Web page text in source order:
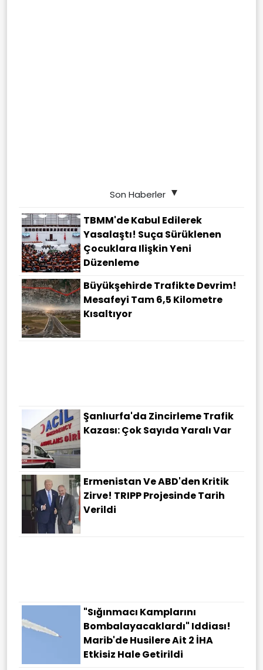
Son Haberler
TBMM'de Kabul Edilerek
Yasalaştı! Suça Sürüklenen
Çocuklara Ilişkin Yeni
Düzenleme
Büyükşehirde Trafikte Devrim!
Mesafeyi Tam 6,5 Kilometre
Kısaltıyor
Şanlıurfa'da Zincirleme Trafik
Kazası: Çok Sayıda Yaralı Var
Ermenistan Ve ABD'den Kritik
Zirve! TRIPP Projesinde Tarih
Verildi
"Sığınmacı Kamplarını
Bombalayacaklardı" Iddiası!
Marib'de Husilere Ait 2 İHA
Etkisiz Hale Getirildi